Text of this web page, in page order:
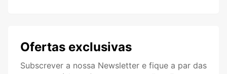
Ofertas exclusivas
Subscrever a nossa Newsletter e fique a par das